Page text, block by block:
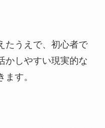
たうえで、初心者で
かしやすい現実的な
す。